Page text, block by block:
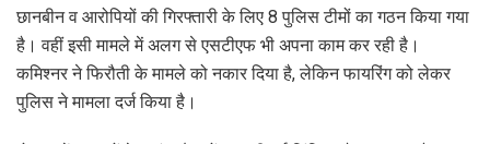
छानबीन व आरोपियों की गिरफ्तारी के लिए 8 पुलिस टीमों का गठन किया गया
है। वहीं इसी मामले में अलग से एसटीएफ भी अपना काम कर रही है।
कमिश्नर ने फिरौती के मामले को नकार दिया है, लेकिन फायरिंग को लेकर
पुलिस ने मामला दर्ज किया है।